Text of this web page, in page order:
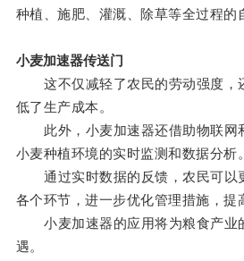
种植、施肥、灌溉、除草等全过程的
小麦加速器传送门
这不仅减轻了农民的劳动强度，
低了生产成本。
此外，小麦加速器还借助物联网
小麦种植环境的实时监测和数据分析。
通过实时数据的反馈，农民可以
各个环节，进一步优化管理措施，提
小麦加速器的应用将为粮食产业
遇。